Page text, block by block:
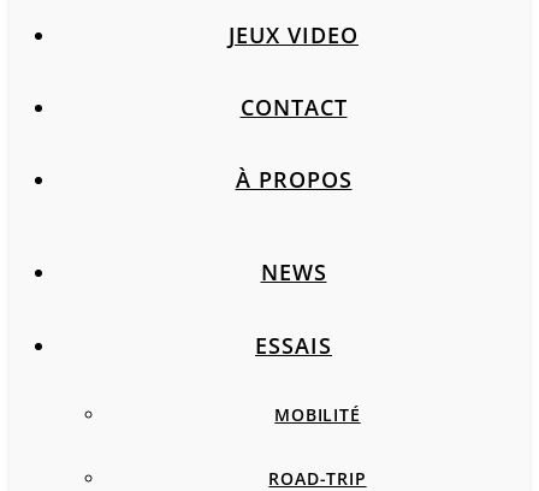
JEUX VIDEO
CONTACT
À PROPOS
NEWS
ESSAIS
MOBILITÉ
ROAD-TRIP